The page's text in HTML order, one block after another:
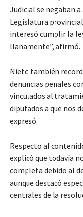
Judicial se negaban
Legislatura
interesó cumplir la
llanamente”, afirmó.
Nieto también
denuncias penales
vinculados al
diputados a que nos
expresó.
Respecto al
explicó que todavía
completa debido al
aunque destacó
centrales de la